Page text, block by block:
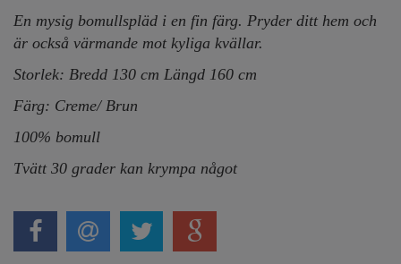
En mysig bomullspläd i en fin färg. Pryder ditt hem och
är också värmande mot kyliga kvällar.
Storlek: Bredd 130 cm Längd 160 cm
Färg: Creme/ Brun
100% bomull
Tvätt 30 grader kan krympa något